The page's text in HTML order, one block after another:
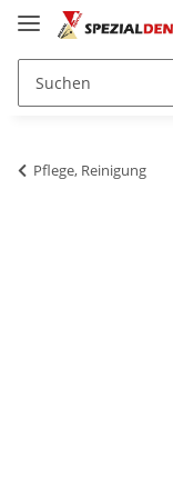
Pflege, Reinigung